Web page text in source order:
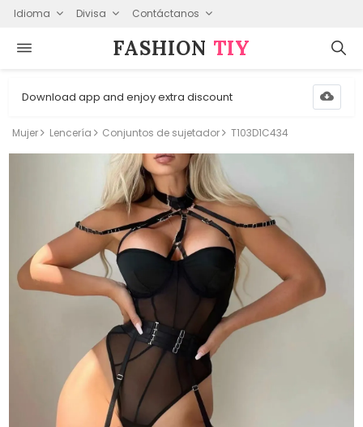
Idioma Divisa Contáctanos
FASHION⁠ TIY
Download app and enjoy extra discount
Mujer Lencería Conjuntos de sujetador T103D1C434